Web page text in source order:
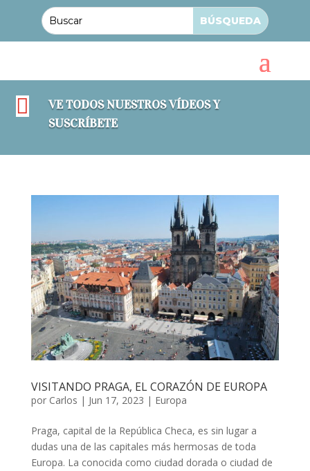

VE TODOS NUESTROS VÍDEOS Y
SUSCRÍBETE
VISITANDO PRAGA, EL CORAZÓN DE EUROPA
por Carlos | Jun 17, 2023 | Europa
Praga, capital de la República Checa, es sin lugar a
dudas una de las capitales más hermosas de toda
Europa. La conocida como ciudad dorada o ciudad de